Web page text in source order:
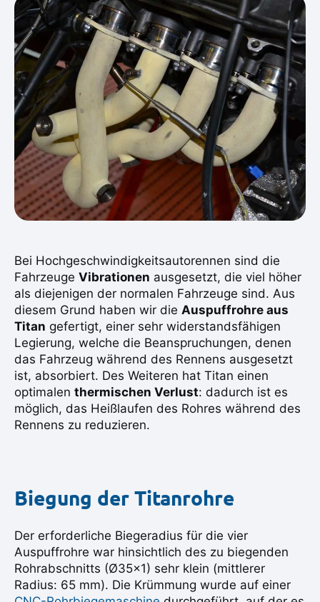
Bei Hochgeschwindigkeitsautorennen sind die
Fahrzeuge Vibrationen ausgesetzt, die viel höher
als diejenigen der normalen Fahrzeuge sind. Aus
diesem Grund haben wir die Auspuffrohre aus
Titan gefertigt, einer sehr widerstandsfähigen
Legierung, welche die Beanspruchungen, denen
das Fahrzeug während des Rennens ausgesetzt
ist, absorbiert. Des Weiteren hat Titan einen
optimalen thermischen Verlust: dadurch ist es
möglich, das Heißlaufen des Rohres während des
Rennens zu reduzieren.
Biegung der Titanrohre
Der erforderliche Biegeradius für die vier
Auspuffrohre war hinsichtlich des zu biegenden
Rohrabschnitts (Ø35×1) sehr klein (mittlerer
Radius: 65 mm). Die Krümmung wurde auf einer